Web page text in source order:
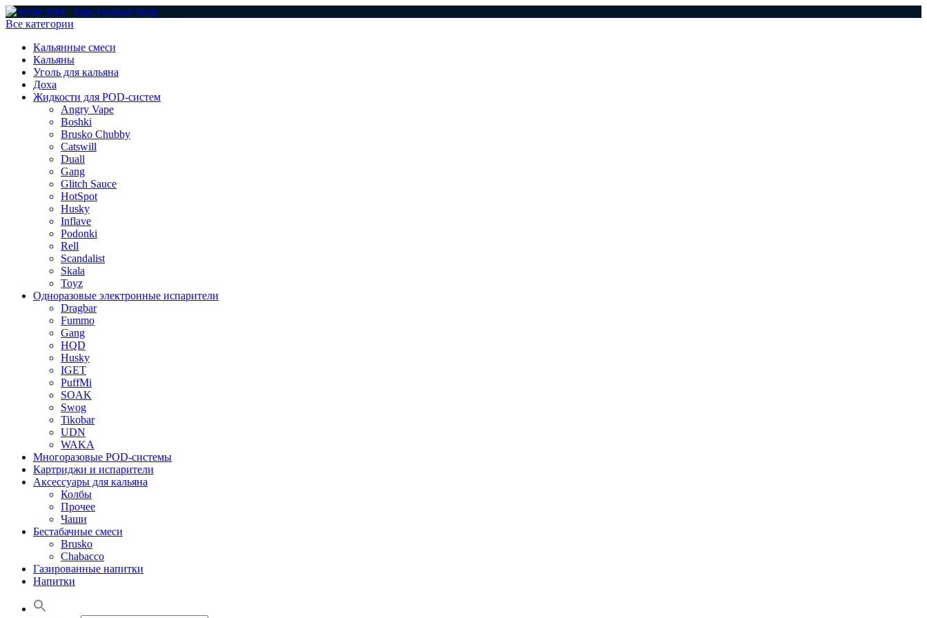
Все категории
Кальянные смеси
Кальяны
Уголь для кальяна
Доха
Жидкости для POD-систем
Angry Vape
Boshki
Brusko Chubby
Catswill
Duall
Gang
Glitch Sauce
HotSpot
Husky
Inflave
Podonki
Rell
Scandalist
Skala
Toyz
Одноразовые электронные испарители
Dragbar
Fummo
Gang
HQD
Husky
IGET
PuffMi
SOAK
Swog
Tikobar
UDN
WAKA
Многоразовые POD-системы
Картриджи и испарители
Аксессуары для кальяна
Колбы
Прочее
Чаши
Бестабачные смеси
Brusko
Chabacco
Газированные напитки
Напитки